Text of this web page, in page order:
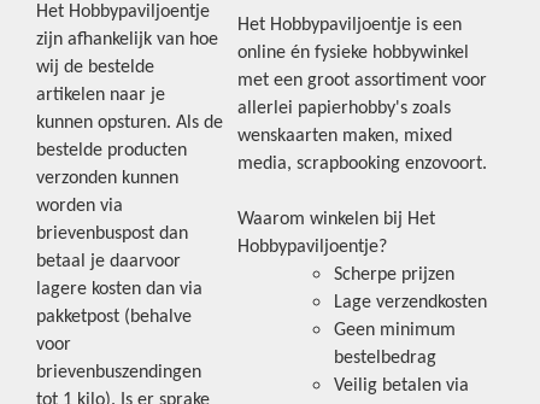
Het Hobbypaviljoentje
zijn afhankelijk van hoe
wij de bestelde
artikelen naar je
kunnen opsturen. Als de
bestelde producten
verzonden kunnen
worden via
brievenbuspost dan
betaal je daarvoor
lagere kosten dan via
pakketpost (behalve
voor
brievenbuszendingen
tot 1 kilo). Is er sprake
Het Hobbypaviljoentje is een
online én fysieke hobbywinkel
met een groot assortiment voor
allerlei papierhobby's zoals
wenskaarten maken, mixed
media, scrapbooking enzovoort.
Waarom winkelen bij Het
Hobbypaviljoentje?
Scherpe prijzen
Lage verzendkosten
Geen minimum
bestelbedrag
Veilig betalen via